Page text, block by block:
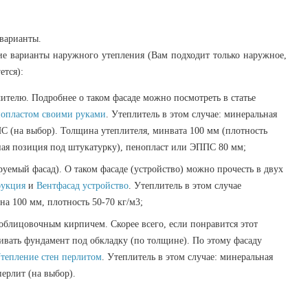
варианты наружного утепления (Вам подходит только наружное,
Подробнее о таком фасаде можно посмотреть в статье
своими руками. Утеплитель в этом случае: минеральная
(на выбор). Толщина утеплителя, минвата 100 мм (плотность
позиция под штукатурку), пенопласт или ЭППС 80 мм;
фасад). О таком фасаде (устройство) можно прочесть в двух
иВентфасад устройство. Утеплитель в этом случае
100 мм, плотность 50-70 кг/м3;
кирпичем. Скорее всего, если понравится этот
фундамент под обкладку (по толщине). По этому фасаду
стен перлитом. Утеплитель в этом случае: минеральная
(на выбор).